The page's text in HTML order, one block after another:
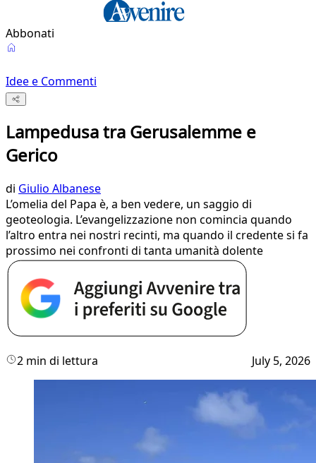
Abbonati
Idee e Commenti
Lampedusa tra Gerusalemme e
Gerico
di Giulio Albanese
L’omelia del Papa è, a ben vedere, un saggio di
geoteologia. L’evangelizzazione non comincia quando
l’altro entra nei nostri recinti, ma quando il credente si fa
prossimo nei confronti di tanta umanità dolente
2 min di lettura July 5, 2026